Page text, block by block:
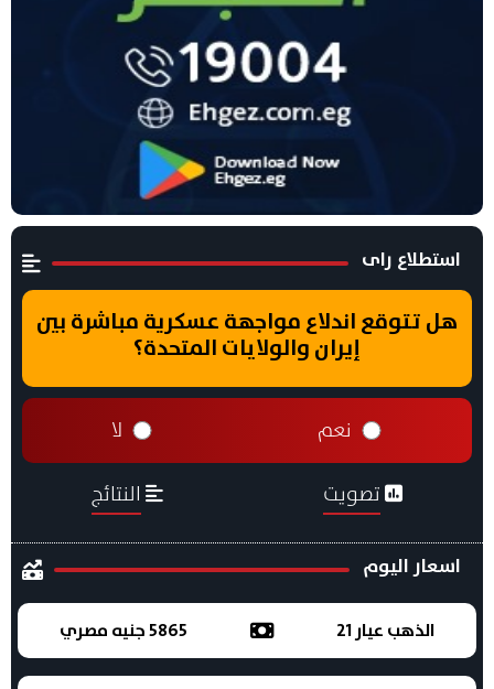
استطلاع راى
هل تتوقع اندلاع مواجهة عسكرية مباشرة بين
إيران والولايات المتحدة؟
نعم لا
تصويت النتائج
اسعار اليوم
الذهب عيار 21 5865 جنيه مصري